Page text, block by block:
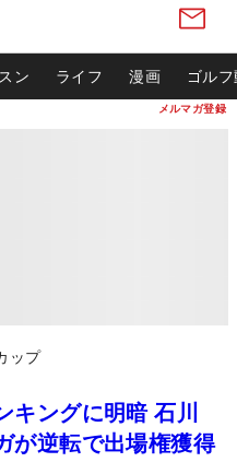
メルマガ登録
ン ライフ 漫画 ゴル
ップ
キングに明暗 石川
が逆転で出場権獲得